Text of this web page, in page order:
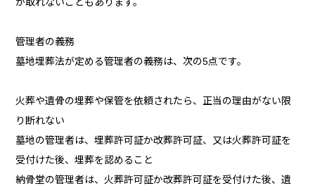
が取れないこともあります。
管理者の義務
墓地埋葬法が定める管理者の義務は、次の5点です。
火葬や遺骨の埋葬や保管を依頼されたら、正当の理由がない限
り断れない
墓地の管理者は、埋葬許可証か改葬許可証、又は火葬許可証を
受付けた後、埋葬を認めること
納骨堂の管理者は、火葬許可証か改葬許可証を受付けた後、遺